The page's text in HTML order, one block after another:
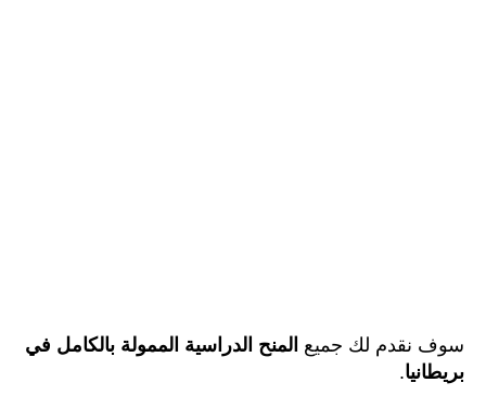
سوف نقدم لك جميع المنح الدراسية الممولة بالكامل في
بريطانيا.